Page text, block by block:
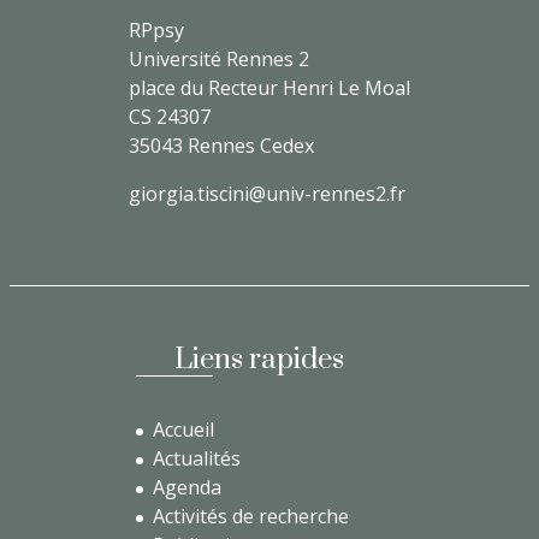
RPpsy
Université Rennes 2
place du Recteur Henri Le Moal
CS 24307
35043 Rennes Cedex
giorgia.tiscini@univ-rennes2.fr
Liens rapides
Accueil
Actualités
Agenda
Activités de recherche